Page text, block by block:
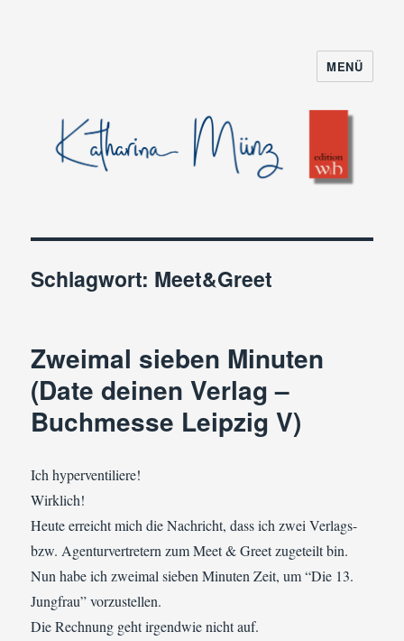
MENÜ
Schlagwort: Meet&Greet
Zweimal sieben Minuten
(Date deinen Verlag –
Buchmesse Leipzig V)
Ich hyperventiliere!
Wirklich!
Heute erreicht mich die Nachricht, dass ich zwei Verlags-
bzw. Agenturvertretern zum Meet & Greet zugeteilt bin.
Nun habe ich zweimal sieben Minuten Zeit, um “Die 13.
Jungfrau” vorzustellen.
Die Rechnung geht irgendwie nicht auf.